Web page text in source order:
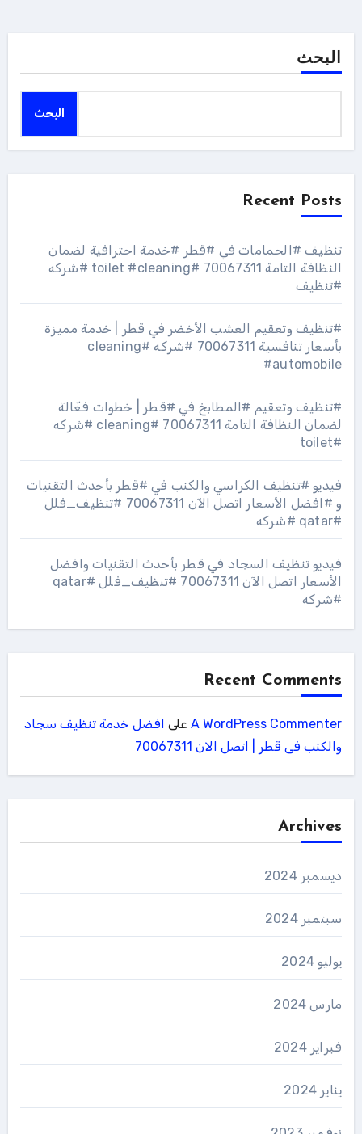
البحث
البحث
Recent Posts
تنظيف #الحمامات في #قطر #خدمة احترافية لضمان
النظافة التامة 70067311 #toilet #cleaning #شركه
#تنظيف
#تنظيف وتعقيم العشب الأخضر في قطر | خدمة مميزة
بأسعار تنافسية 70067311 #شركه #cleaning
#automobile
#تنظيف وتعقيم #المطابخ في #قطر | خطوات فعّالة
لضمان النظافة التامة 70067311 #cleaning #شركه
#toilet
فيديو #تنظيف الكراسي والكنب في #قطر بأحدث التقنيات
و #افضل الأسعار اتصل الآن 70067311 #تنظيف_فلل
#qatar #شركه
فيديو تنظيف السجاد في قطر بأحدث التقنيات وافضل
الأسعار اتصل الآن 70067311 #تنظيف_فلل #qatar
#شركه
Recent Comments
A WordPress Commenterعلى افضل خدمة تنظيف سجاد
والكنب فى قطر | اتصل الان 70067311
Archives
ديسمبر 2024
سبتمبر 2024
يوليو 2024
مارس 2024
فبراير 2024
يناير 2024